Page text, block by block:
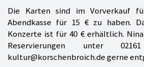
Die Karten sind im Vorverkauf
Abendkasse für 15 € zu haben.
Konzerte ist für 40 € erhältlich.
Reservierungen unter
kultur@korschenbroich.de gerne